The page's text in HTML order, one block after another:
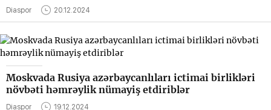
Diaspor 20.12.2024
Moskvada Rusiya azərbaycanlıları ictimai birlikləri
növbəti həmrəylik nümayiş etdiriblər
Diaspor 19.12.2024